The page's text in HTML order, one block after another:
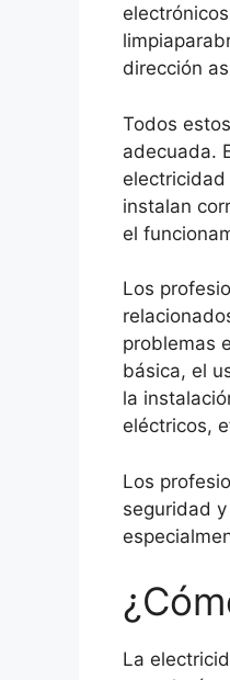
dirección
Todos
adecuada.
instalan
el
Los
problemas
básica, el
la
eléctricos,
Los
seguridad
La